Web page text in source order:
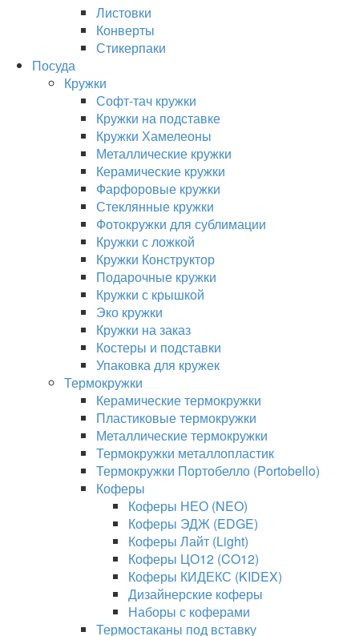
Листовки
Конверты
Стикерпаки
Посуда
Кружки
Софт-тач кружки
Кружки на подставке
Кружки Хамелеоны
Металлические кружки
Керамические кружки
Фарфоровые кружки
Стеклянные кружки
Фотокружки для сублимации
Кружки с ложкой
Кружки Конструктор
Подарочные кружки
Кружки с крышкой
Эко кружки
Кружки на заказ
Костеры и подставки
Упаковка для кружек
Термокружки
Керамические термокружки
Пластиковые термокружки
Металлические термокружки
Термокружки металлопластик
Термокружки Портобелло (Portobello)
Коферы
Коферы НЕО (NEO)
Коферы ЭДЖ (EDGE)
Коферы Лайт (Light)
Коферы ЦО12 (CO12)
Коферы КИДЕКС (KIDEX)
Дизайнерские коферы
Наборы с коферами
Термостаканы под вставку